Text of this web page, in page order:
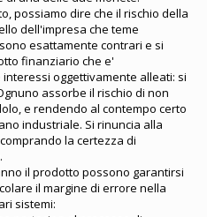
possiamo dire che il rischio della
dell'impresa che teme
esattamente contrari e si
finanziario che e'
oggettivamente alleati: si
assorbe il rischio di non
e rendendo al contempo certo
industriale. Si rinuncia alla
la certezza di
il prodotto possono garantirsi
il margine di errore nella
sistemi: